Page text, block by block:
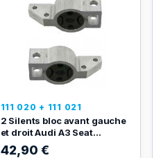
111 020 + 111 021
2 Silents bloc avant gauche
et droit Audi A3 Seat...
42,90 €